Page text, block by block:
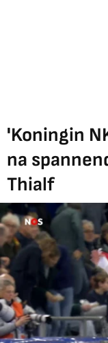
'Koningin
na
Thialf